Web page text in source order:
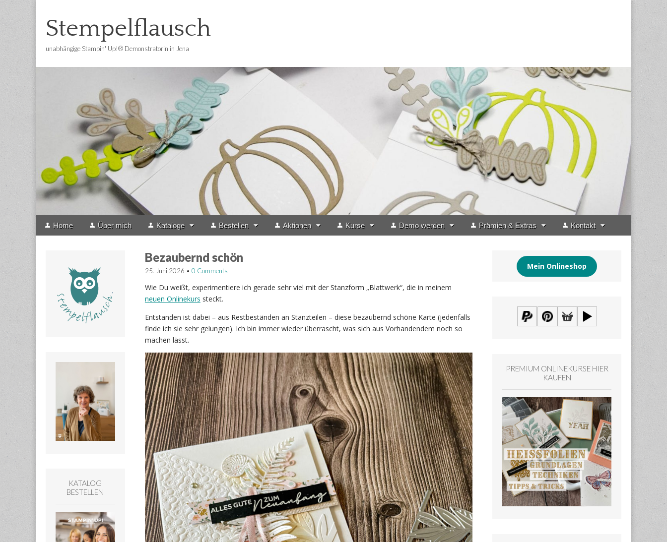
Stempelflausch
unabhängige Stampin' Up!® Demonstratorin in Jena
Main
Skip
Home Über mich Kataloge Bestellen Aktionen Kurse Demo werden Prämien & Extras Kontakt
Bezaubernd schön
25. Juni 2026 • 0 Comments
Wie Du weißt, experimentiere ich gerade sehr viel mit der Stanzform „Blattwerk“, die in meinem
neuen Onlinekurs steckt.
Entstanden ist dabei – aus Restbeständen an Stanzteilen – diese bezaubernd schöne Karte (jedenfalls
finde ich sie sehr gelungen). Ich bin immer wieder überrascht, was sich aus Vorhandendem noch so
machen lässt.
KATALOG
BESTELLEN
Mein Onlineshop
PREMIUM ONLINEKURSE HIER
KAUFEN